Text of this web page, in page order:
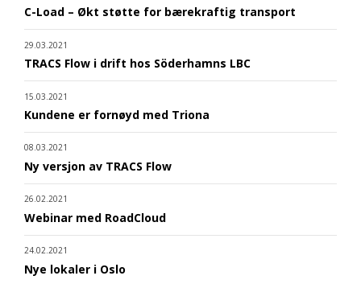
C-Load – Økt støtte for bærekraftig transport
29.03.2021
TRACS Flow i drift hos Söderhamns LBC
15.03.2021
Kundene er fornøyd med Triona
08.03.2021
Ny versjon av TRACS Flow
26.02.2021
Webinar med RoadCloud
24.02.2021
Nye lokaler i Oslo